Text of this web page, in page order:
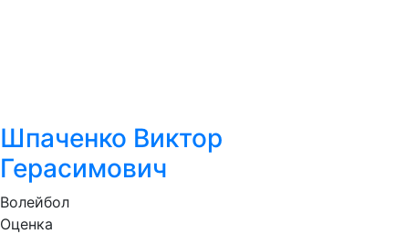
Шпаченко Виктор
Герасимович
Волейбол
Оценка